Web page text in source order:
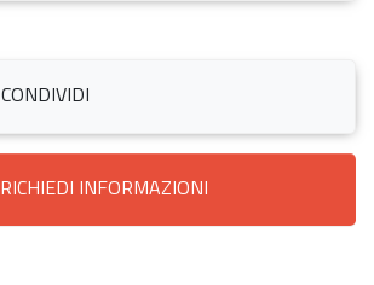
CONDIVIDI
RICHIEDI INFORMAZIONI